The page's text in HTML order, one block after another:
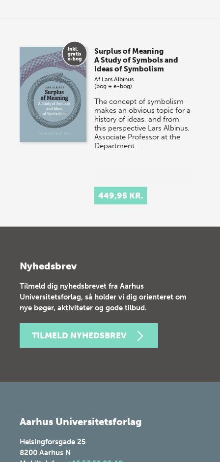
Surplus of Meaning
A Study of Symbols and
Ideas of Symbolism
Af Lars Albinus
(bog + e-bog)
The concept of symbolism
makes an obvious topic for a
history of ideas, and from
this perspective Lars Albinus,
Associate Professor at the
Department…
449,95 KR.
Nyhedsbrev
Tilmeld dig nyhedsbrevet fra Aarhus
Universitetsforlag, så holder vi dig orienteret om
nye bøger, aktiviteter og gode tilbud.
TILMELD NYHEDSBREV
Aarhus Universitetsforlag
Helsingforsgade 25
8200 Aarhus N